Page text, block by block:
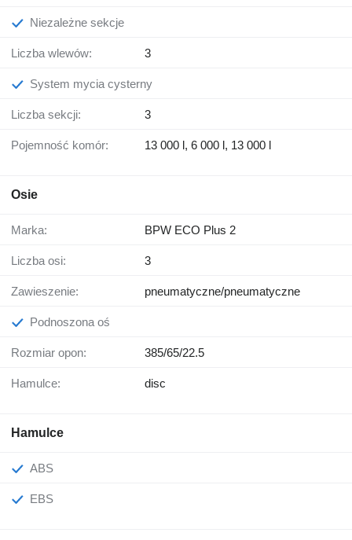
Niezależne sekcje
Liczba wlewów: 3
System mycia cysterny
Liczba sekcji: 3
Pojemność komór: 13 000 l, 6 000 l, 13 000 l
Osie
Marka: BPW ECO Plus 2
Liczba osi: 3
Zawieszenie: pneumatyczne/pneumatyczne
Podnoszona oś
Rozmiar opon: 385/65/22.5
Hamulce: disc
Hamulce
ABS
EBS